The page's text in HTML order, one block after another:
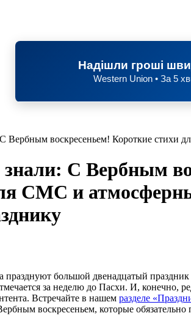
Надішли гроші
Western Union • За 5
Вербным воскресеньем! Короткие стихи
знали: С Вербным
СМС и
празднуют большой двенадцатый
за неделю до Пасхи. И, конечно,
Встречайте в нашем разделе
воскресеньем, которые